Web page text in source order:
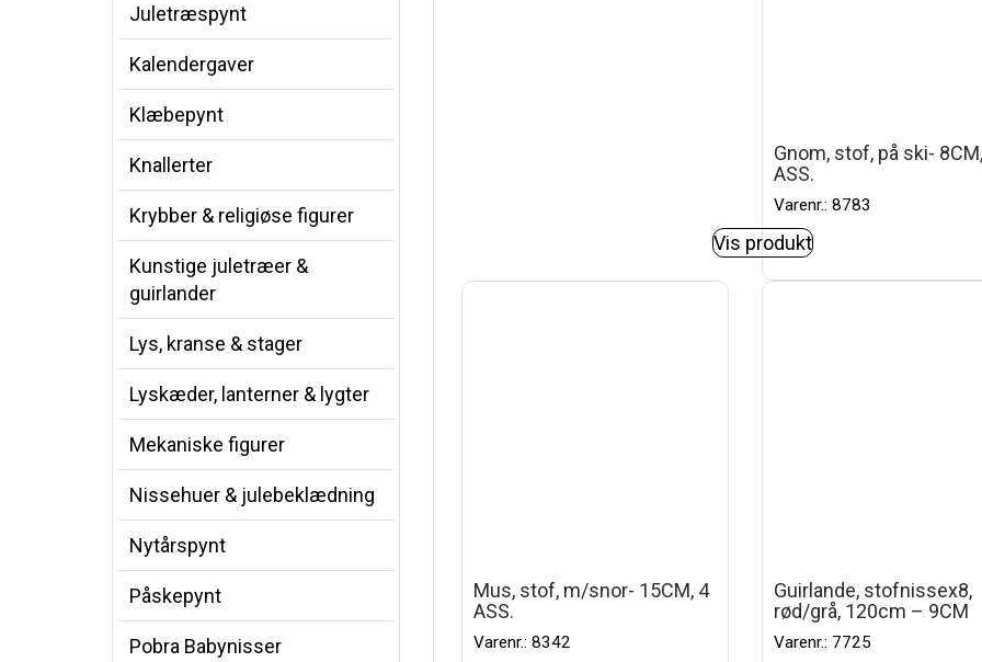
Juletræspynt
Kalendergaver
Klæbepynt
Knallerter
Krybber & religiøse figurer
Kunstige juletræer &
guirlander
Lys, kranse & stager
Lyskæder, lanterner & lygter
Mekaniske figurer
Nissehuer & julebeklædning
Nytårspynt
Påskepynt
Pobra Babynisser
Gnom, stof, på ski-
ASS.
Varenr.: 8783
Vis produkt
Mus, stof, m/snor- 15CM, 4
ASS.
Varenr.: 8342
Guirlande, stofnissex8,
rød/grå, 120cm – 9CM
Varenr.: 7725